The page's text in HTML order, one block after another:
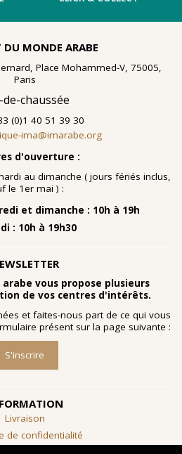
MONDE ARABE
Place Mohammed-V, 75005,
Paris
de-chaussée
(0)1 40 51 39 30
ima@imarabe.org
d'ouverture :
au dimanche ( jours fériés inclus,
le 1er mai ) :
et dimanche : 10h à 19h
: 10h à 19h30
vous propose plusieurs
de vos centres d'intérêts.
et faites-nous part de ce qui vous
présent sur la page suivante :
S'inscrire
Livraison
de confidentialité